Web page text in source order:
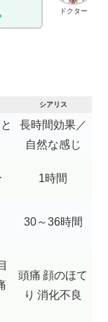
ドクター
シアリス
長時間効果／
自然な感じ
1時間
30～36時間
頭痛 顔のほて
り 消化不良